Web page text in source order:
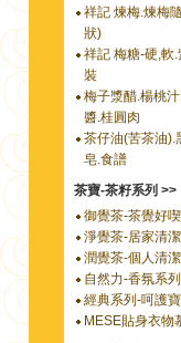
祥記 煉梅.煉梅
狀)
祥記 梅糖-硬,軟
裝
梅子漿醋.楊桃
醬.桂圓肉
茶仔油(苦茶油).
皂.食譜
茶寶-茶籽系列 >>
御覺茶-茶覺好
淨覺茶-居家清
潤覺茶-個人清
自然力-香氛系列
經典系列-呵護
MESE貼身衣物